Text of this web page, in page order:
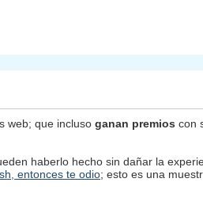
web; que incluso ganan premios con
haberlo hecho sin dañar la
entonces te odio; esto es una